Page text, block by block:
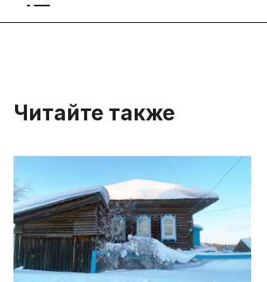
Читайте также